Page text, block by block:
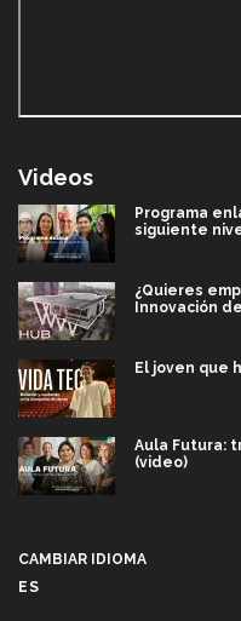
Videos
Programa
siguiente
¿Quieres
Innovación
El joven que
Aula Futura:
(video)
CAMBIAR IDIOMA
ES